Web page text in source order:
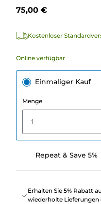
75,00 €
Kostenloser
Online verfügbar
Einmaliger Kauf
Menge
1
Repeat & Save 5%
Erhalten Sie 5% Rabatt
wiederholte Lieferungen